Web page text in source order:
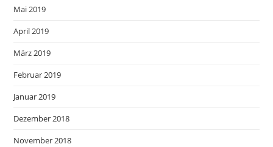
Mai 2019
April 2019
März 2019
Februar 2019
Januar 2019
Dezember 2018
November 2018